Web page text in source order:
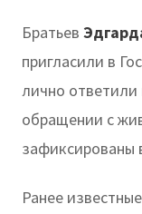
Братьев
пригласили в
лично
обращении с
зафиксированы
Ранее